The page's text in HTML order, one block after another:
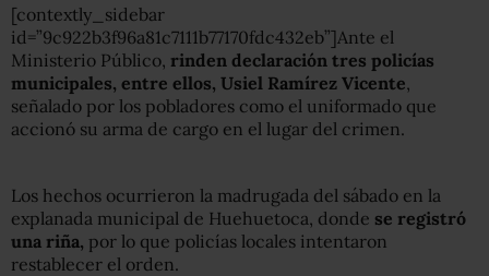
[contextly_sidebar
id=”9c922b3f96a81c7111b77170fdc432eb”]Ante el
Ministerio Público, rinden declaración tres policías
municipales, entre ellos, Usiel Ramírez Vicente,
señalado por los pobladores como el uniformado que
accionó su arma de cargo en el lugar del crimen.
Los hechos ocurrieron la madrugada del sábado en la
explanada municipal de Huehuetoca, donde se registró
una riña, por lo que policías locales intentaron
restablecer el orden.